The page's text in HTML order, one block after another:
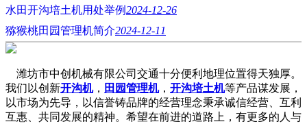
水田开沟培土机用处举例2024-12-26
猕猴桃田园管理机简介2024-12-11
潍坊市中创机械有限公司交通十分便利地理位置得天独厚。
我们以创新开沟机， 田园管理机， 开沟培土机等产品谋发展，
以市场为先导，以信誉铸品牌的经营理念秉承诚信经营、互利
互惠、共同发展的精神。希望在前进的道路上，有更多的人与